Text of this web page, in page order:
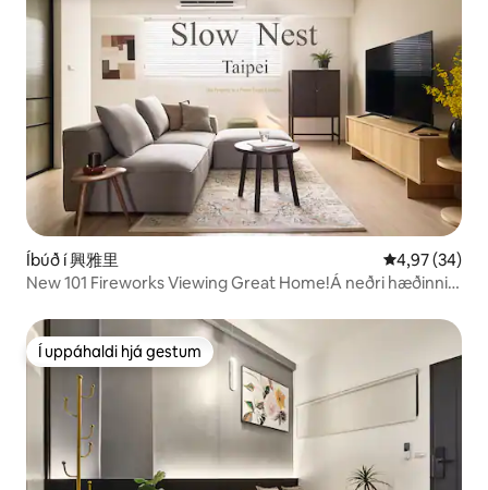
Íbúð í 興雅里 4,97 af 5 í
4,97 (34)
New 101 Fireworks Viewing Great Home!Á neðri hæðinni
Í uppáhaldi hjá gestum
Í uppáhaldi hjá gestum